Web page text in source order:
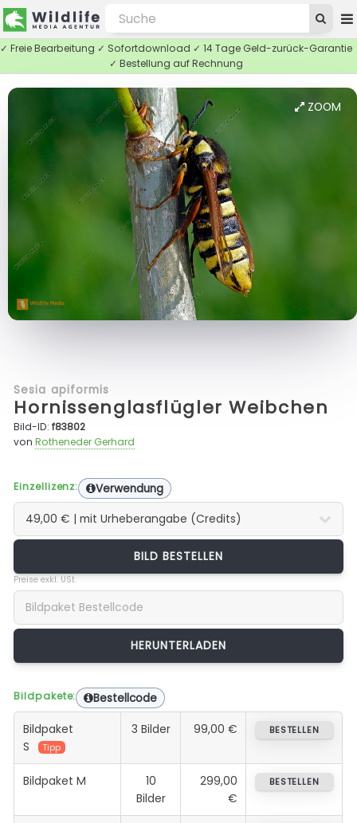
✓ Freie Bearbeitung ✓ Sofortdownload ✓ 14 Tage Geld-zurück-Garantie
✓ Bestellung auf Rechnung
ZOOM
Sesia apiformis
Hornissenglasflügler Weibchen
Bild-ID:f83802
vonRotheneder Gerhard
Einzellizenz: Verwendung
BILD BESTELLEN
Preise exkl. USt.
Bildpakete: Bestellcode
Bildpaket
S
Tipp
3 Bilder 99,00 € BESTELLEN
Bildpaket M
10
Bilder
299,00
€
BESTELLEN